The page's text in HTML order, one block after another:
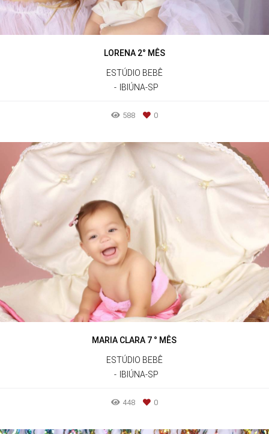
LORENA 2° MÊS
ESTÚDIO BEBÊ
IBIÚNA-SP
588 0
MARIA CLARA 7 ° MÊS
ESTÚDIO BEBÊ
IBIÚNA-SP
448 0